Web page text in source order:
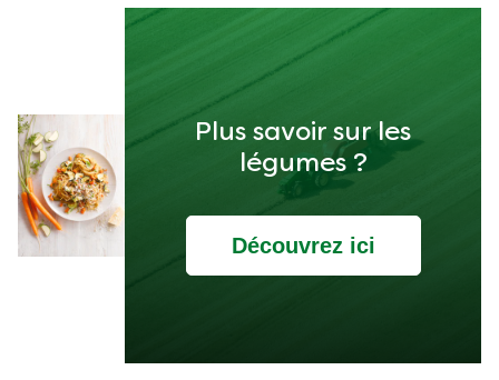
Plus savoir sur les
légumes ?
Découvrez ici